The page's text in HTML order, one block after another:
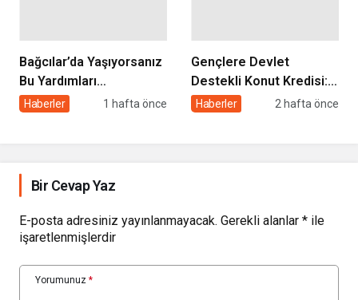
Bağcılar’da Yaşıyorsanız
Bu Yardımları
Alabilirsiniz: Başvuru
Haberler 1 hafta önce
Gençlere Devlet
Destekli Konut Kredisi: 3
Yıl Geri Ödemesiz, 5 Yıl
Haberler 2 hafta önce
Bir Cevap Yaz
E-posta adresiniz yayınlanmayacak. Gerekli alanlar * ile
işaretlenmişlerdir
Yorumunuz *